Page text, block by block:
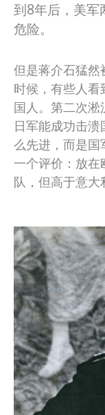
到8年后，美军
危险。
但是蒋介石猛然
时候，有些人
国人。第二次淞
日军能成功击
么先进，而是国
一个评价：放在
队，但高于意大